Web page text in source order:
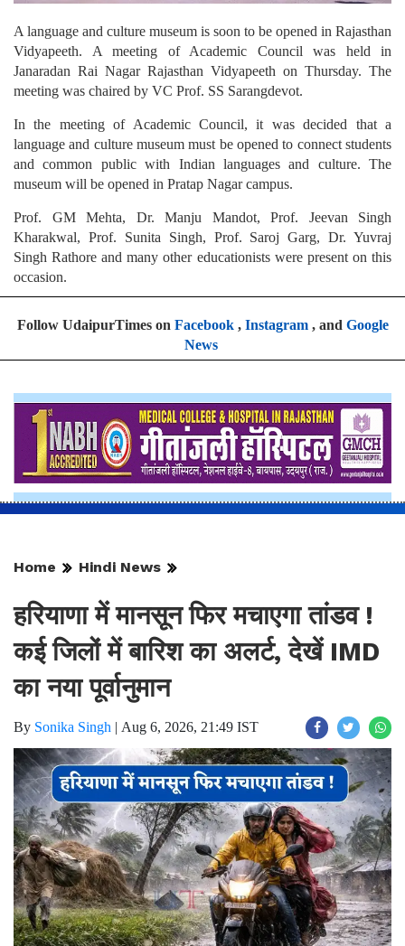
A language and culture museum is soon to be opened in Rajasthan
Vidyapeeth. A meeting of Academic Council was held in
Janaradan Rai Nagar Rajasthan Vidyapeeth on Thursday. The
meeting was chaired by VC Prof. SS Sarangdevot.
In the meeting of Academic Council, it was decided that a
language and culture museum must be opened to connect students
and common public with Indian languages and culture. The
museum will be opened in Pratap Nagar campus.
Prof. GM Mehta, Dr. Manju Mandot, Prof. Jeevan Singh
Kharakwal, Prof. Sunita Singh, Prof. Saroj Garg, Dr. Yuvraj
Singh Rathore and many other educationists were present on this
occasion.
Follow UdaipurTimes on Facebook, Instagram, and Google
News
Home Hindi News
हरियाणा में मानसून फिर मचाएगा तांडव !
कई जिलों में बारिश का अलर्ट, देखें IMD
का नया पूर्वानुमान
By Sonika Singh | Aug 6, 2026, 21:49 IST